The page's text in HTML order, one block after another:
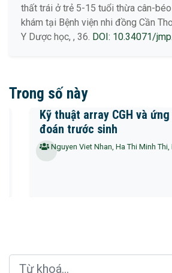
thất trái ở trẻ 5-15 tuổi thừa cân-
khám tại Bệnh viện nhi đồng Cần
Y Dược học, , 36. DOI: 10.34071/
Trong số này
Kỹ thuật array CGH và ứng
đoán trước sinh
Nguyen Viet Nhan, Ha Thi Minh Thi,